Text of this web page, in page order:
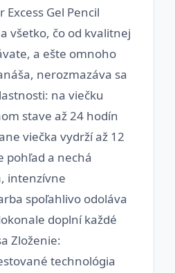
Excess Gel Pencil
všetko, čo od kvalitnej
a ešte omnoho
nerozmazáva sa
na viečku
stave až 24 hodín
viečka vydrží až 12
pohľad a nechá
intenzívne
spoľahlivo odoláva
doplní každé
Zloženie:
technológia